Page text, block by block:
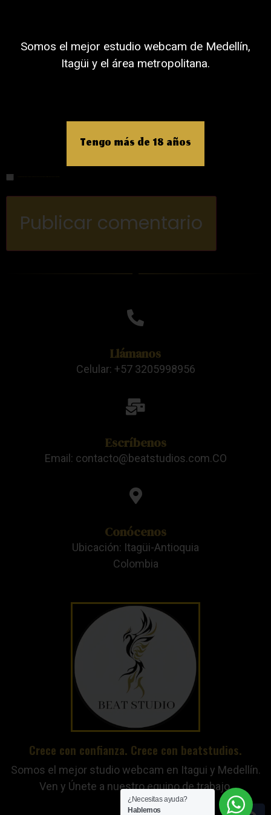
Llámanos
Celular: +57 3205998956
Escríbenos
Email: contacto@beatstudios.com.CO
Conócenos
Ubicación: Itagüi-Antioquia
Colombia
Crece con confianza. Crece con beatstudios.
Somos el mejor studio webcam en Itagui y Medellín.
Ven y Únete a nuestro equipo de trabajo.
¿Necesitas ayuda?
Hablemos
Somos el mejor estudio webcam de Medellín,
Itagüi y el área metropolitana.
Tengo más de 18 años